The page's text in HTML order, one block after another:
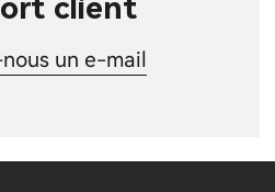
client
un e-mail